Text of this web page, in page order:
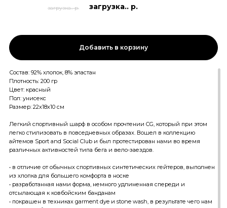
загрузка.. р.
загрузка.. р.
Состав: 92% хлопок, 8% эластан
Плотность: 200 гр
Цвет: красный
Пол: унисекс
Размер: 22х18х10 см
Легкий спортивный шарф в особом прочтении CG, который при этом
легко стилизовать в повседневных образах. Вошел в коллекцию
айтемов Sport and Social Club и был протестирован нами во время
различных активностей типа бега и вело-заездов.
• в отличие от обычных спортивных синтетических гейтеров, выполнен
из хлопка для большего комфорта в носке
• разработанная нами форма, немного удлиненная спереди и
отсылающая к ковбойским банданам
• покрашен в техниках garment dye и stone wash, в результате чего нам
Добавить в корзину